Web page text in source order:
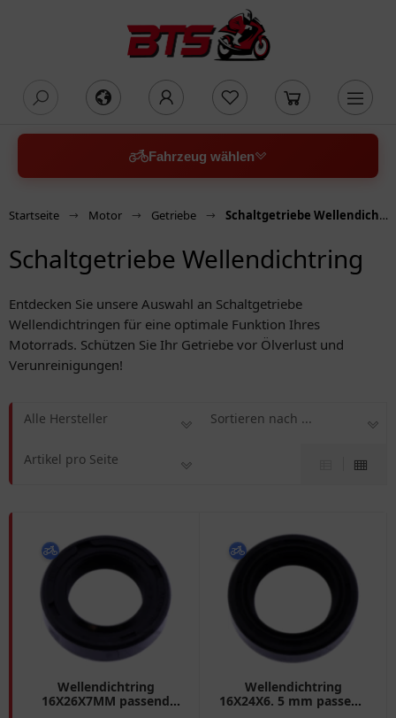
Fahrzeug wählen
Startseite Motor Getriebe Schaltgetriebe Wellendichtring
Schaltgetriebe Wellendichtring
Entdecken Sie unsere Auswahl an Schaltgetriebe
Wellendichtringen für eine optimale Funktion Ihres
Motorrads. Schützen Sie Ihr Getriebe vor Ölverlust und
Verunreinigungen!
Alle Hersteller Sortieren nach ...
Artikel pro Seite
Wellendichtring
16X26X7MM passend
Wellendichtring
16X24X6. 5 mm passend